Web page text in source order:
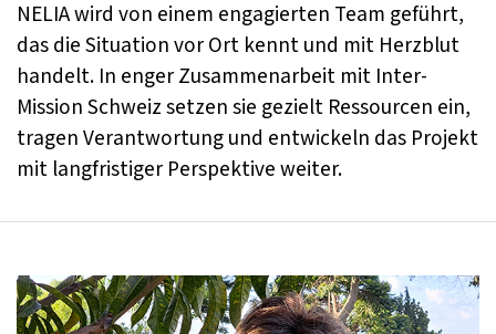
NELIA wird von einem engagierten Team geführt,
das die Situation vor Ort kennt und mit Herzblut
handelt. In enger Zusammenarbeit mit Inter-
Mission Schweiz setzen sie gezielt Ressourcen ein,
tragen Verantwortung und entwickeln das Projekt
mit langfristiger Perspektive weiter.